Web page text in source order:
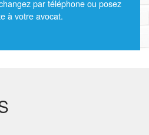
par téléphone ou posez
à votre avocat.